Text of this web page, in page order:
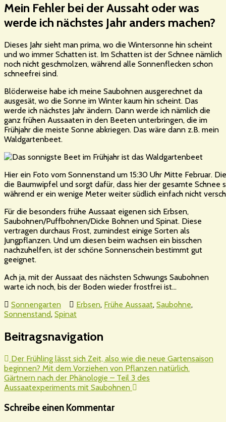
Mein Fehler bei der Aussaht oder was
werde ich nächstes Jahr anders machen?
Dieses Jahr sieht man prima, wo die Wintersonne hin scheint
und wo immer Schatten ist. Im Schatten ist der Schnee nämlich
noch nicht geschmolzen, während alle Sonnenflecken schon
schneefrei sind.
Blöderweise habe ich meine Saubohnen ausgerechnet da
ausgesät, wo die Sonne im Winter kaum hin scheint. Das
werde ich nächstes Jahr ändern. Dann werde ich nämlich die
ganz frühen Aussaaten in den Beeten unterbringen, die im
Frühjahr die meiste Sonne abkriegen. Das wäre dann z.B. mein
Waldgartenbeet.
Hier ein Foto vom Sonnenstand um 15:30 Uhr Mitte Februar.
die Baumwipfel und sorgt dafür, dass hier der gesamte Schnee
während er ein wenige Meter weiter südlich einfach nicht
Für die besonders frühe Aussaat eigenen sich Erbsen,
Saubohnen/Puffbohnen/Dicke Bohnen und Spinat. Diese
vertragen durchaus Frost, zumindest einige Sorten als
Jungpflanzen. Und um diesen beim wachsen ein bisschen
nachzuhelfen, ist der schöne Sonnenschein bestimmt gut
geeignet.
Ach ja, mit der Aussaat des nächsten Schwungs Saubohnen
warte ich noch, bis der Boden wieder frostfrei ist…
Sonnengarten
Erbsen, Frühe Aussaat, Saubohne,
Sonnenstand, Spinat
Beitragsnavigation
Der Frühling lässt sich Zeit, also wie die neue Gartensaison
beginnen? Mit dem Vorziehen von Pflanzen natürlich.
Gärtnern nach der Phänologie – Teil 3 des
Aussaatexperiments mit Saubohnen
Schreibe einen Kommentar